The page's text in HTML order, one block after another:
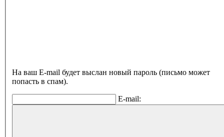
На ваш E-mail будет выслан новый пароль (письмо может
попасть в спам).
E-mail: